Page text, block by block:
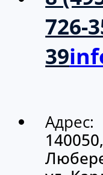
726-
39
Адрес: